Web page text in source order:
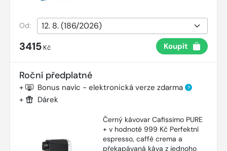
Od:
3415 Kč Koupit
Roční předplatné
+ Bonus navíc - elektronická verze zdarma ?
+ Dárek
Černý kávovar Cafissimo PURE
+ v hodnotě 999 Kč Perfektní
espresso, caffè crema a
překapávaná káva z jednoho